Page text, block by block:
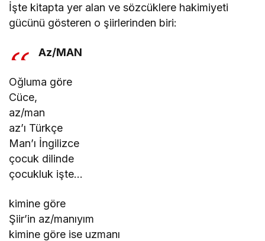
İşte kitapta yer alan ve sözcüklere hakimiyeti
gücünü gösteren o şiirlerinden biri:
Az/MAN
Oğluma göre
Cüce,
az/man
az’ı Türkçe
Man’ı İngilizce
çocuk dilinde
çocukluk işte…
kimine göre
Şiir’in az/manıyım
kimine göre ise uzmanı